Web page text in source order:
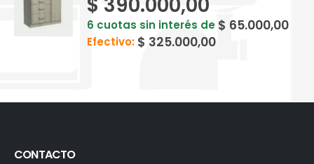
6 cuotas sin interés de $ 65.000,00
Efectivo: $ 325.000,00
CONTACTO